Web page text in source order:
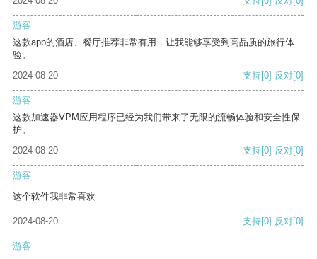
游客
这款app的酒店、餐厅推荐非常有用，让我能够享受到高品质的旅行体
验。
2024-08-20
支持[0] 反对[0]
游客
这款加速器VPM应用程序已经为我们带来了无限的流畅体验和安全性保
护。
2024-08-20
支持[0] 反对[0]
游客
这个软件我非常喜欢
2024-08-20 支持[0] 反对[0]
游客